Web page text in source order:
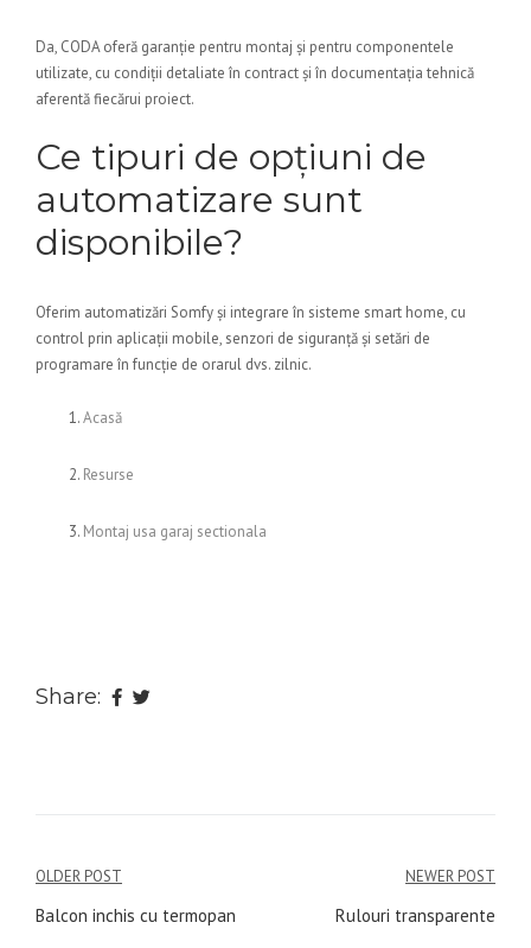
Da, CODA oferă garanție pentru montaj și pentru componentele
utilizate, cu condiții detaliate în contract și în documentația tehnică
aferentă fiecărui proiect.
Ce tipuri de opțiuni de
automatizare sunt
disponibile?
Oferim automatizări Somfy și integrare în sisteme smart home, cu
control prin aplicații mobile, senzori de siguranță și setări de
programare în funcție de orarul dvs. zilnic.
Acasă
Resurse
Montaj usa garaj sectionala
Share:
Navigare
în
OLDER POST
Balcon inchis cu termopan
NEWER POST
Rulouri transparente